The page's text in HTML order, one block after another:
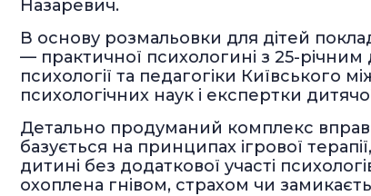
Назаревич.
В основу розмальовки для дітей
— практичної психологині з 25-
психології та педагогіки Київського
психологічних наук і експертки
Детально продуманий комплекс
базується на принципах ігрової
дитині без додаткової участі
охоплена гнівом, страхом чи